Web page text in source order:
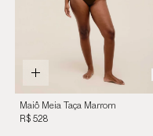
Maiô Meia Taça Marrom
Brauna
R$ 528